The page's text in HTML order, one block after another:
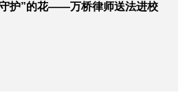
护”的花——万桥律师送法进校